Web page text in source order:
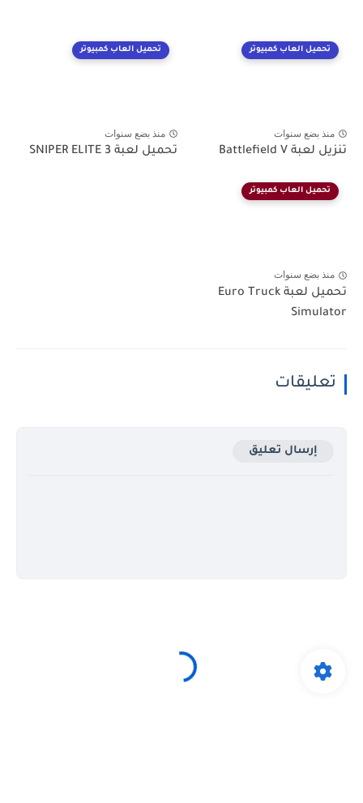
تحميل العاب كمبيوتر
منذ بضع سنوات
تنزيل لعبة Battlefield V
تحميل العاب كمبيوتر
منذ بضع سنوات
تحميل لعبة SNIPER ELITE 3
تحميل العاب كمبيوتر
منذ بضع سنوات
تحميل لعبة Euro Truck
Simulator
تعليقات
إرسال تعليق